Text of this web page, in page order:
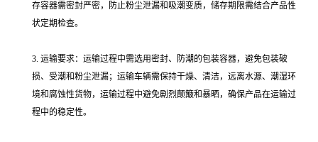
存容器需密封严密，防止粉尘泄漏和吸潮变质，储存期限需结合产品性
状定期检查。
3. 运输要求：运输过程中需选用密封、防潮的包装容器，避免包装破
损、受潮和粉尘泄漏；运输车辆需保持干燥、清洁，远离水源、潮湿环
境和腐蚀性货物，运输过程中避免剧烈颠簸和暴晒，确保产品在运输过
程中的稳定性。